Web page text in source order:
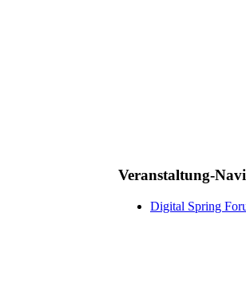
Veranstaltung-
Digital Spring